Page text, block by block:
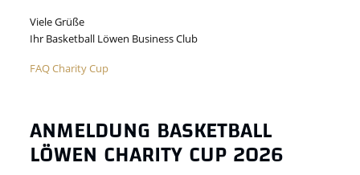
Viele Grüße
Ihr Basketball Löwen Business Club
FAQ Charity Cup
ANMELDUNG BASKETBALL
LÖWEN CHARITY CUP 2026